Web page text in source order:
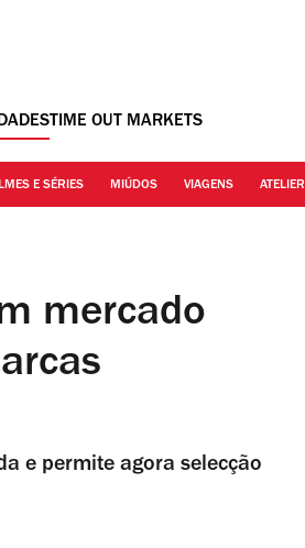
TIME OUT MARKETS
E SÉRIES MIÚDOS VIAGENS ATELIER
mercado
e permite agora selecção